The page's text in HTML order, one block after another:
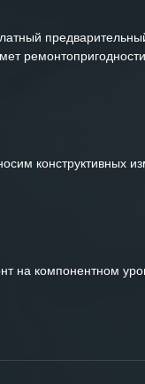
ремонтопригодности
конструктивных
на компонентном